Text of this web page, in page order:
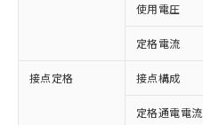
使用電圧
定格電流
接点定格 接点構成
定格通電電流